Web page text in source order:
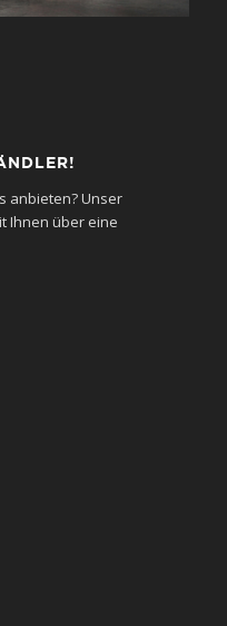
anbieten? Unser
Ihnen über eine